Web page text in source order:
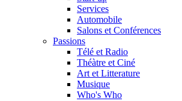
Services
Automobile
Salons et Conférences
Passions
Télé et Radio
Théàtre et Ciné
Art et Litterature
Musique
Who's Who